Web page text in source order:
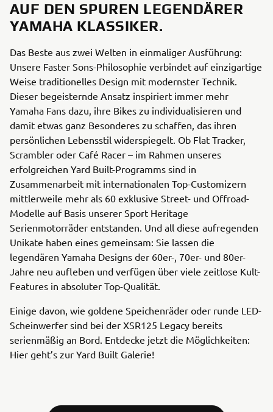
AUF DEN SPUREN LEGENDÄRER
YAMAHA KLASSIKER.
Das Beste aus zwei Welten in einmaliger Ausführung:
Unsere Faster Sons-Philosophie verbindet auf einzigartige
Weise traditionelles Design mit modernster Technik.
Dieser begeisternde Ansatz inspiriert immer mehr
Yamaha Fans dazu, ihre Bikes zu individualisieren und
damit etwas ganz Besonderes zu schaffen, das ihren
persönlichen Lebensstil widerspiegelt. Ob Flat Tracker,
Scrambler oder Café Racer – im Rahmen unseres
erfolgreichen Yard Built-Programms sind in
Zusammenarbeit mit internationalen Top-Customizern
mittlerweile mehr als 60 exklusive Street- und Offroad-
Modelle auf Basis unserer Sport Heritage
Serienmotorräder entstanden. Und all diese aufregenden
Unikate haben eines gemeinsam: Sie lassen die
legendären Yamaha Designs der 60er-, 70er- und 80er-
Jahre neu aufleben und verfügen über viele zeitlose Kult-
Features in absoluter Top-Qualität.
Einige davon, wie goldene Speichenräder oder runde LED-
Scheinwerfer sind bei der XSR125 Legacy bereits
serienmäßig an Bord. Entdecke jetzt die Möglichkeiten:
Hier geht’s zur Yard Built Galerie!